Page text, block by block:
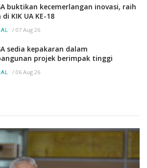
buktikan kecemerlangan inovasi, raih
KIK UA KE-18
/ 07 Aug 26
sedia kepakaran dalam
projek berimpak tinggi
/ 06 Aug 26